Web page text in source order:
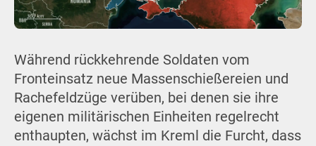
Während rückkehrende Soldaten vom
Fronteinsatz neue Massenschießereien und
Rachefeldzüge verüben, bei denen sie ihre
eigenen militärischen Einheiten regelrecht
enthaupten, wächst im Kreml die Furcht, dass